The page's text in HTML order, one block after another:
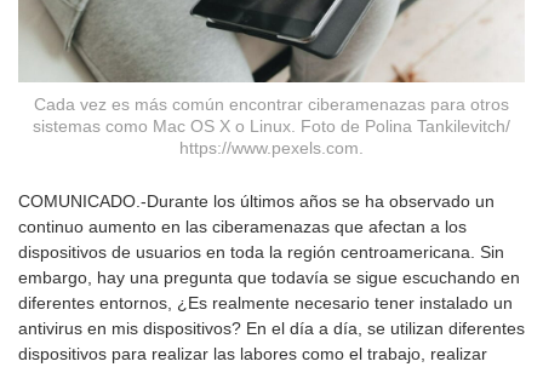
Cada vez es más común encontrar ciberamenazas para otros
sistemas como Mac OS X o Linux. Foto de Polina Tankilevitch/
https://www.pexels.com.
COMUNICADO.-Durante los últimos años se ha observado un
continuo aumento en las ciberamenazas que afectan a los
dispositivos de usuarios en toda la región centroamericana. Sin
embargo, hay una pregunta que todavía se sigue escuchando en
diferentes entornos, ¿Es realmente necesario tener instalado un
antivirus en mis dispositivos? En el día a día, se utilizan diferentes
dispositivos para realizar las labores como el trabajo, realizar